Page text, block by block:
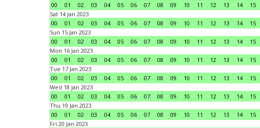
00
01 02 03 04 05 06 07 08 09 10 11 12 13 14 15
Sat 14 Jan 2023
00
01 02 03 04 05 06 07 08 09 10 11 12 13 14 15
Sun 15 Jan 2023
00
01 02 03 04 05 06 07 08 09 10 11 12 13 14 15
Mon 16 Jan 2023
00
01 02 03 04 05 06 07 08 09 10 11 12 13 14 15
Tue 17 Jan 2023
00
01 02 03 04 05 06 07 08 09 10 11 12 13 14 15
Wed 18 Jan 2023
00
01 02 03 04 05 06 07 08 09 10 11 12 13 14 15
Thu 19 Jan 2023
00
01 02 03 04 05 06 07 08 09 10 11 12 13 14 15
Fri 20 Jan 2023